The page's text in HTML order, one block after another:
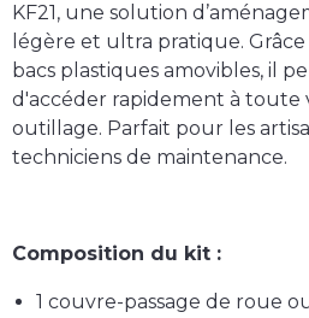
KF21, une solution
légère et ultra pratique. Grâce
bacs plastiques amovibles, il
d'accéder rapidement à toute
outillage. Parfait pour les
techniciens de maintenance.
Composition du kit :
1 couvre-passage de roue